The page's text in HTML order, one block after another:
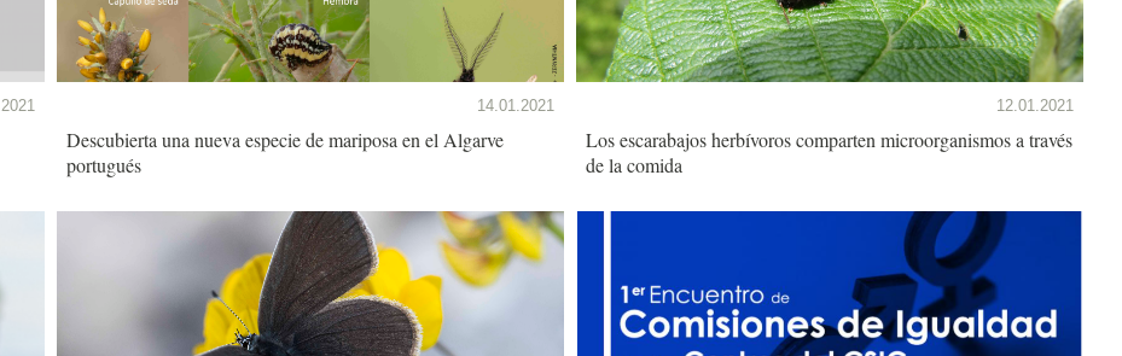
14.01.2021
Descubierta una nueva especie de mariposa en el Algarve
portugués
12.01.2021
Los escarabajos herbívoros comparten microorganismos a través
de la comida